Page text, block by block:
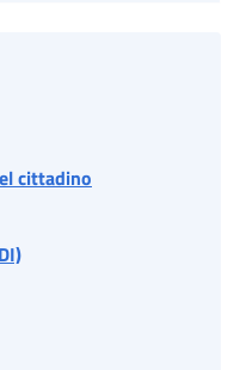
cittadino